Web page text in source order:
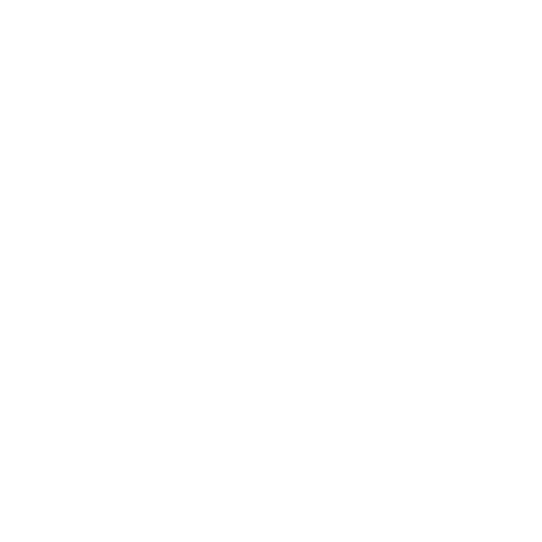
are used to help us analyze how the website is used and to offer